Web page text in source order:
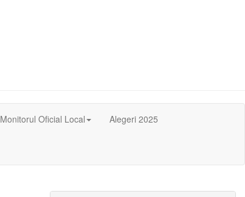
Monitorul Oficial Local Alegeri 2025